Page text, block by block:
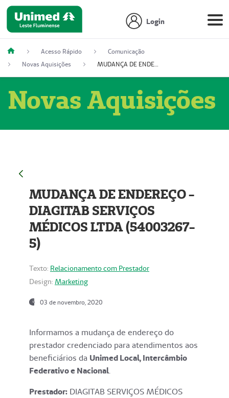
Login
Acesso Rápido
Comunicação
Novas Aquisições
MUDANÇA DE ENDEREÇO - DIAGITAB SERVIÇOS MÉDICOS LTDA (54003267-5)
Novas Aquisições
MUDANÇA DE ENDEREÇO -
DIAGITAB SERVIÇOS
MÉDICOS LTDA (54003267-
5)
Texto: Relacionamento com Prestador
Design: Marketing
03 de novembro, 2020
Informamos a mudança de endereço do
prestador credenciado para atendimentos aos
beneficiários da Unimed Local, Intercâmbio
Federativo e Nacional.
Prestador: DIAGITAB SERVIÇOS MÉDICOS